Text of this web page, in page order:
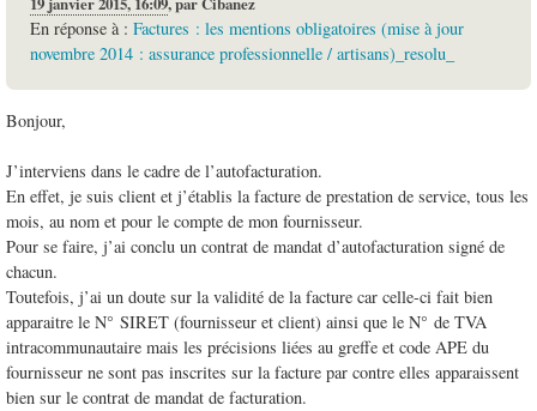
En réponse à : Factures : les mentions obligatoires (mise à jour
novembre 2014 : assurance professionnelle / artisans)_resolu_
Bonjour,
J’interviens dans le cadre de l’autofacturation.
En effet, je suis client et j’établis la facture de prestation de service, tous les
mois, au nom et pour le compte de mon fournisseur.
Pour se faire, j’ai conclu un contrat de mandat d’autofacturation signé de
chacun.
Toutefois, j’ai un doute sur la validité de la facture car celle-ci fait bien
apparaitre le N° SIRET (fournisseur et client) ainsi que le N° de TVA
intracommunautaire mais les précisions liées au greffe et code APE du
fournisseur ne sont pas inscrites sur la facture par contre elles apparaissent
bien sur le contrat de mandat de facturation.